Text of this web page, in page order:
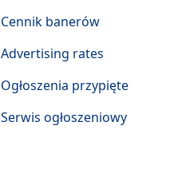
Cennik banerów
Advertising rates
Ogłoszenia przypięte
Serwis ogłoszeniowy